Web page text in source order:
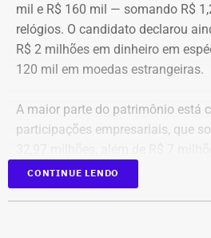
mil e R$ 160 mil — somando R$
relógios. O candidato declarou
R$ 2 milhões em dinheiro em
120 mil em moedas estrangeiras.
A maior parte do patrimônio está
participações empresariais, que
“valores de diversos créditos”.
relação imóveis, incluindo uma
CONTINUE LENDO